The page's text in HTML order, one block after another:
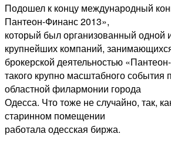
Подошел к концу международный
Пантеон-Финанс 2013»,
который был организованный одной
крупнейших компаний,
брокерской деятельностью
такого крупно масштабного
областной филармонии города
Одесса. Что тоже не случайно, так,
старинном помещении
работала одесская биржа.